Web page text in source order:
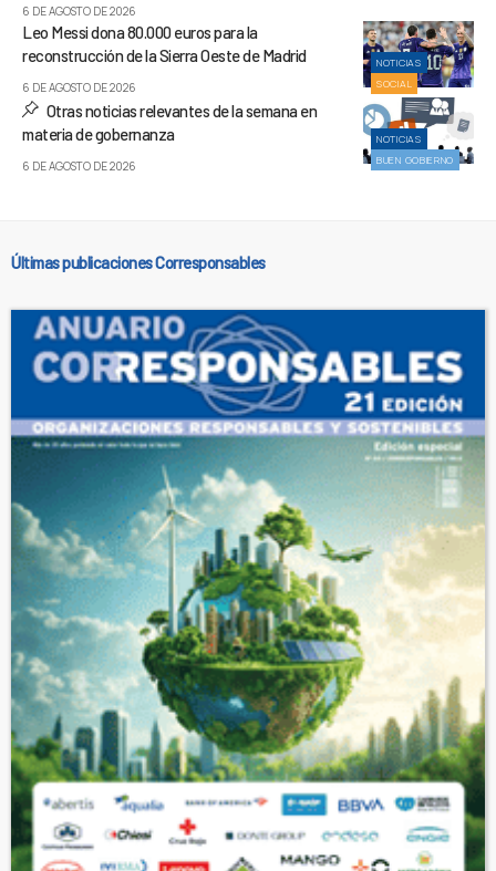
6 DE AGOSTO DE 2026
NOTICIAS
SOCIAL
Leo Messi dona 80.000 euros para la
reconstrucción de la Sierra Oeste de Madrid
6 DE AGOSTO DE 2026
NOTICIAS
BUEN GOBIERNO
Otras noticias relevantes de la semana en
materia de gobernanza
6 DE AGOSTO DE 2026
Últimas publicaciones Corresponsables